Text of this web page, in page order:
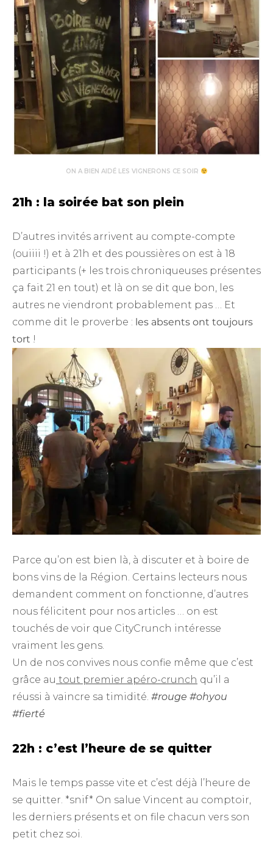
ON A BIEN AIDÉ LES VIGNERONS CE SOIR
21h : la soirée bat son plein
D’autres invités arrivent au compte-compte
(ouiiii !) et à 21h et des poussières on est à 18
participants (+ les trois chroniqueuses présentes
ça fait 21 en tout) et là on se dit que bon, les
autres ne viendront probablement pas … Et
comme dit le proverbe : les absents ont toujours
tort !
Parce qu’on est bien là, à discuter et à boire de
bons vins de la Région. Certains lecteurs nous
demandent comment on fonctionne, d’autres
nous félicitent pour nos articles … on est
touchés de voir que CityCrunch intéresse
vraiment les gens.
Un de nos convives nous confie même que c’est
grâce au tout premier apéro-crunch qu’il a
réussi à vaincre sa timidité. #rouge #ohyou
#fierté
22h : c’est l’heure de se quitter
Mais le temps passe vite et c’est déjà l’heure de
se quitter. *snif* On salue Vincent au comptoir,
les derniers présents et on file chacun vers son
petit chez soi.